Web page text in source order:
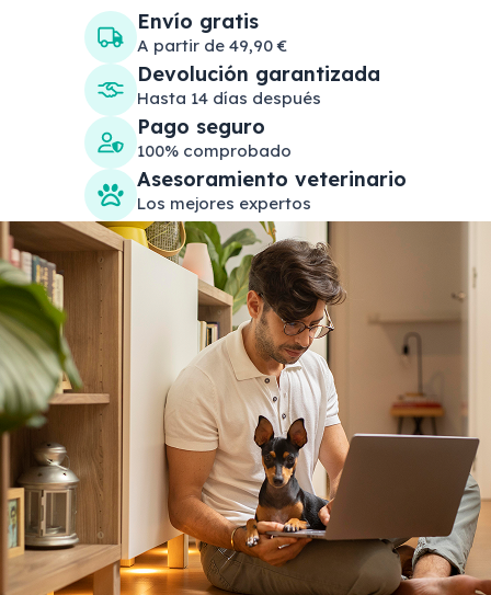
Envío gratis
A partir de 49,90 €
Devolución garantizada
Hasta 14 días después
Pago seguro
100% comprobado
Asesoramiento veterinario
Los mejores expertos
Search products